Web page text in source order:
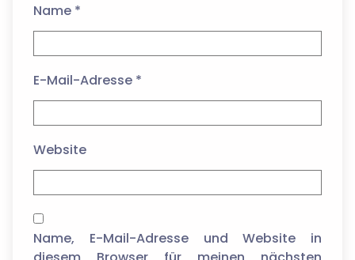
Name *
E-Mail-Adresse *
Website
Name, E-Mail-Adresse und Website in